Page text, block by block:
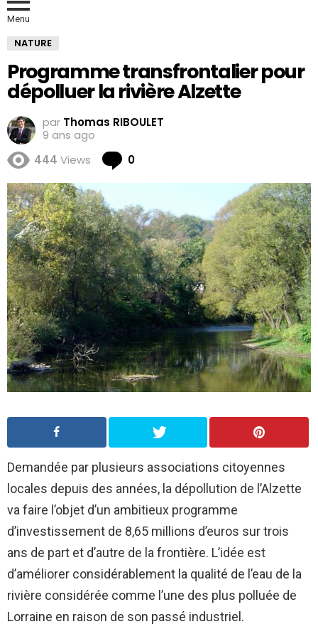
Menu
NATURE
Programme transfrontalier pour
dépolluer la rivière Alzette
par Thomas RIBOULET
9 ans ago
444 Views 0
Demandée par plusieurs associations citoyennes
locales depuis des années, la dépollution de l’Alzette
va faire l’objet d’un ambitieux programme
d’investissement de 8,65 millions d’euros sur trois
ans de part et d’autre de la frontière. L’idée est
d’améliorer considérablement la qualité de l’eau de la
rivière considérée comme l’une des plus polluée de
Lorraine en raison de son passé industriel.